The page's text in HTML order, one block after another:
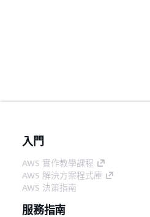
入門
AWS 實作教學課程
AWS 解決方案程式庫
AWS 決策指南
服務指南